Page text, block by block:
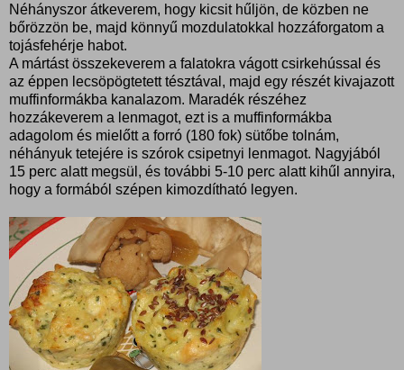
Néhányszor átkeverem, hogy kicsit hűljön, de közben ne
bőrözzön be, majd könnyű mozdulatokkal hozzáforgatom a
tojásfehérje habot.
A mártást összekeverem a falatokra vágott csirkehússal és
az éppen lecsöpögtetett tésztával, majd egy részét kivajazott
muffinformákba kanalazom. Maradék részéhez
hozzákeverem a lenmagot, ezt is a muffinformákba
adagolom és mielőtt a forró (180 fok) sütőbe tolnám,
néhányuk tetejére is szórok csipetnyi lenmagot. Nagyjából
15 perc alatt megsül, és további 5-10 perc alatt kihűl annyira,
hogy a formából szépen kimozdítható legyen.